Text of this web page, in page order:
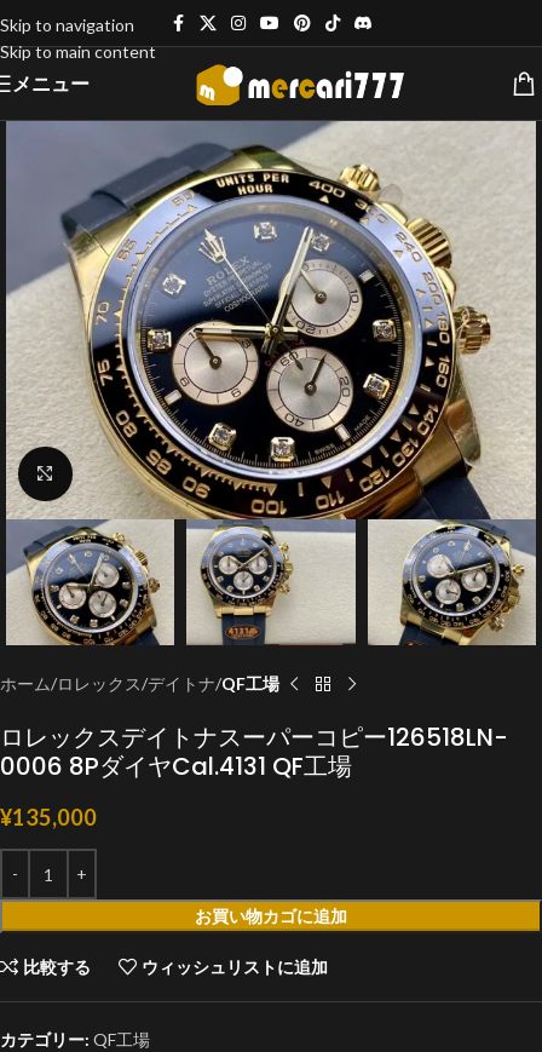
Skip to navigation
Skip to main content
メニュー
クリックで拡大
ホーム ロレックス デイトナ QF工場
ロレックスデイトナスーパーコピー126518LN-
0006 8PダイヤCal.4131 QF工場
¥135,000
お買い物カゴに追加
比較する ウィッシュリストに追加
カテゴリー: QF工場